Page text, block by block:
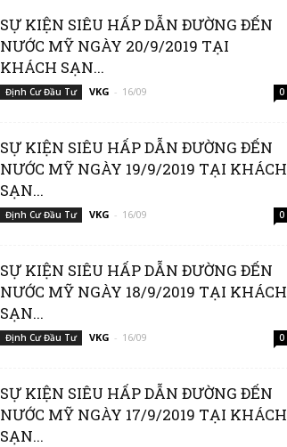
SỰ KIỆN SIÊU HẤP DẪN ĐƯỜNG ĐẾN
NƯỚC MỸ NGÀY 20/9/2019 TẠI
KHÁCH SẠN...
Định Cư Đầu Tư VKG - 16/09 0
SỰ KIỆN SIÊU HẤP DẪN ĐƯỜNG ĐẾN
NƯỚC MỸ NGÀY 19/9/2019 TẠI KHÁCH
SẠN...
Định Cư Đầu Tư VKG - 16/09 0
SỰ KIỆN SIÊU HẤP DẪN ĐƯỜNG ĐẾN
NƯỚC MỸ NGÀY 18/9/2019 TẠI KHÁCH
SẠN...
Định Cư Đầu Tư VKG - 16/09 0
SỰ KIỆN SIÊU HẤP DẪN ĐƯỜNG ĐẾN
NƯỚC MỸ NGÀY 17/9/2019 TẠI KHÁCH
SẠN...